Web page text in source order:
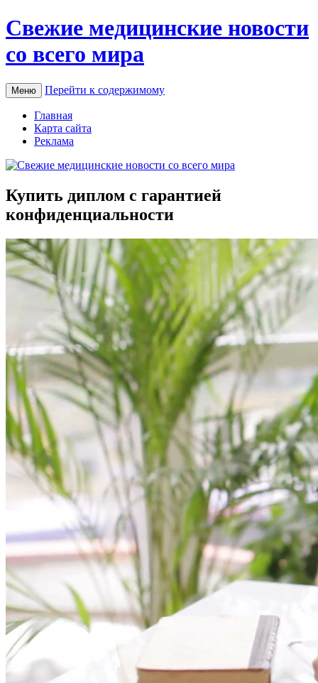
Свежие медицинские новости
со всего мира
Меню Перейти к содержимому
Главная
Карта сайта
Реклама
Купить диплом с гарантией
конфиденциальности